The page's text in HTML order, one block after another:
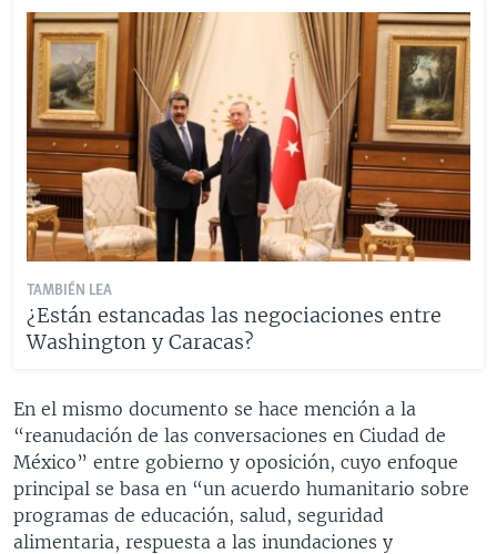
TAMBIÉN LEA
¿Están estancadas las negociaciones entre
Washington y Caracas?
En el mismo documento se hace mención a la
“reanudación de las conversaciones en Ciudad de
México” entre gobierno y oposición, cuyo enfoque
principal se basa en “un acuerdo humanitario sobre
programas de educación, salud, seguridad
alimentaria, respuesta a las inundaciones y